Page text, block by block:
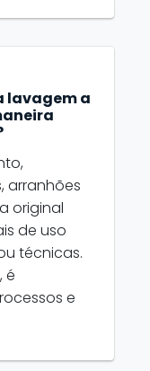
lavagem a
arranhões
original
de uso
técnicas.
é
e